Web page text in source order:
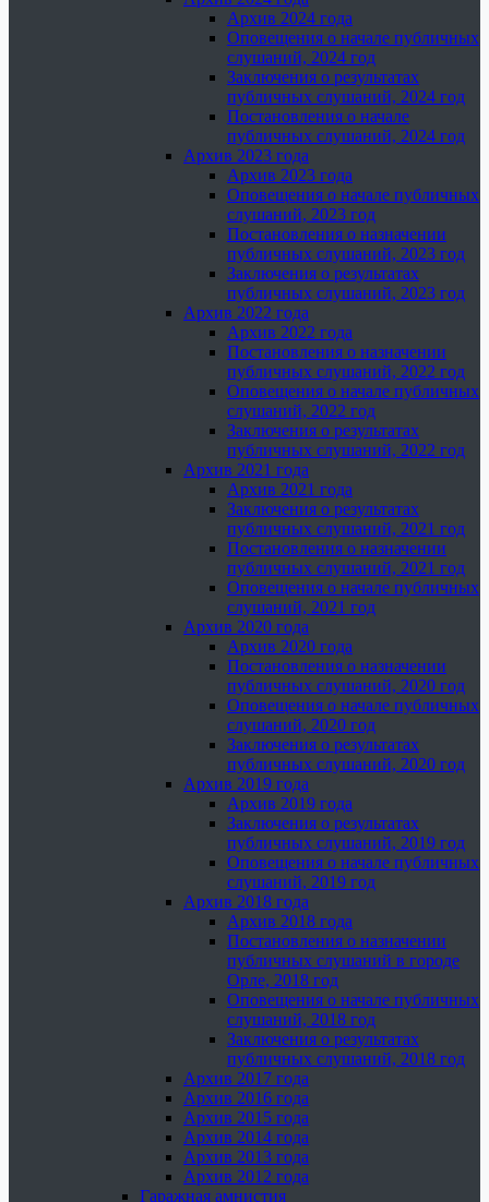
Архив 2024 года
Оповещения о начале публичных
слушаний, 2024 год
Заключения о результатах
публичных слушаний, 2024 год
Постановления о начале
публичных слушаний, 2024 год
Архив 2023 года
Архив 2023 года
Оповещения о начале публичных
слушаний, 2023 год
Постановления о назначении
публичных слушаний, 2023 год
Заключения о результатах
публичных слушаний, 2023 год
Архив 2022 года
Архив 2022 года
Постановления о назначении
публичных слушаний, 2022 год
Оповещения о начале публичных
слушаний, 2022 год
Заключения о результатах
публичных слушаний, 2022 год
Архив 2021 года
Архив 2021 года
Заключения о результатах
публичных слушаний, 2021 год
Постановления о назначении
публичных слушаний, 2021 год
Оповещения о начале публичных
слушаний, 2021 год
Архив 2020 года
Архив 2020 года
Постановления о назначении
публичных слушаний, 2020 год
Оповещения о начале публичных
слушаний, 2020 год
Заключения о результатах
публичных слушаний, 2020 год
Архив 2019 года
Архив 2019 года
Заключения о результатах
публичных слушаний, 2019 год
Оповещения о начале публичных
слушаний, 2019 год
Архив 2018 года
Архив 2018 года
Постановления о назначении
публичных слушаний в городе
Орле, 2018 год
Оповещения о начале публичных
слушаний, 2018 год
Заключения о результатах
публичных слушаний, 2018 год
Архив 2017 года
Архив 2016 года
Архив 2015 года
Архив 2014 года
Архив 2013 года
Архив 2012 года
Гаражная амнистия